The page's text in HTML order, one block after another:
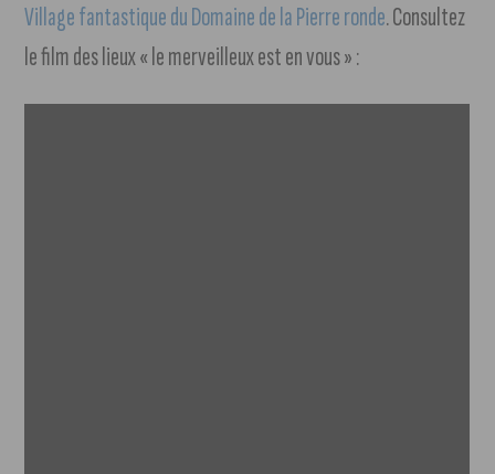
Village fantastique du Domaine de la Pierre ronde. Consultez
le film des lieux « le merveilleux est en vous » :